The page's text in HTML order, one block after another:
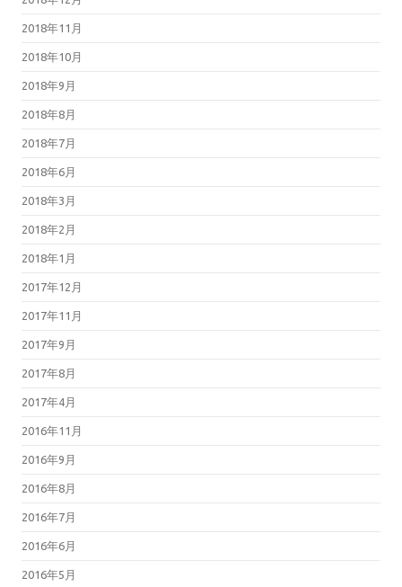
2018年11月
2018年10月
2018年9月
2018年8月
2018年7月
2018年6月
2018年3月
2018年2月
2018年1月
2017年12月
2017年11月
2017年9月
2017年8月
2017年4月
2016年11月
2016年9月
2016年8月
2016年7月
2016年6月
2016年5月